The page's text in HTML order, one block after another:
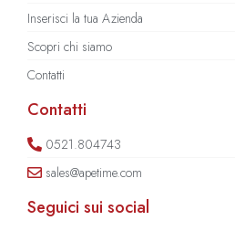
Inserisci la tua Azienda
Scopri chi siamo
Contatti
Contatti
0521.804743
sales@apetime.com
Seguici sui social